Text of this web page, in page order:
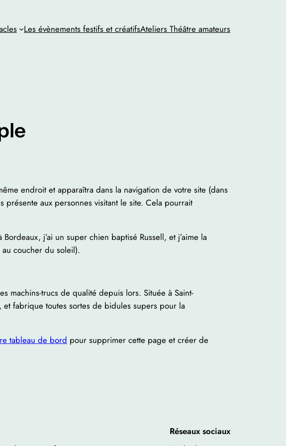
Les évènements festifs et créatifsAteliers Théâtre amateurs
endroit et apparaîtra dans la navigation de votre site (dans
aux personnes visitant le site. Cela pourrait
j’ai un super chien baptisé Russell, et j’aime la
coucher du soleil).
machins-trucs de qualité depuis lors. Située à Saint-
et fabrique toutes sortes de bidules supers pour la
tableau de bord pour supprimer cette page et créer de
Réseaux sociaux